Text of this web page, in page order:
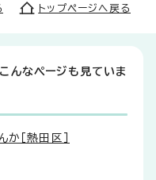
トップページへ戻る
んなページも見ていま
［熱田区］